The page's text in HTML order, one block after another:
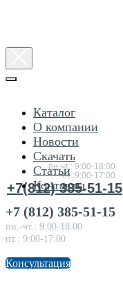
Консультация
по товарам
пн-чт.: 9:00-18:00
пт.:9:00-17:00
+7(812) 385-51-15
Каталог
О компании
Новости
Скачать
Статьи
Контакты
+7 (812) 385-51-15
пн.-чт.: 9:00-18:00
пт.: 9:00-17:00
Консультация